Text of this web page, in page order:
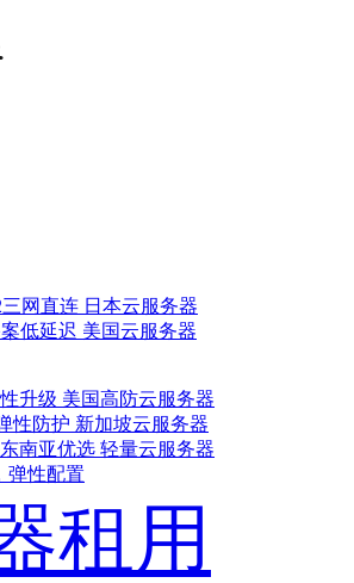
网直连 日本云服务器
低延迟 美国云服务器
升级 美国高防云服务器
性防护 新加坡云服务器
南亚优选 轻量云服务器
弹性配置
租用